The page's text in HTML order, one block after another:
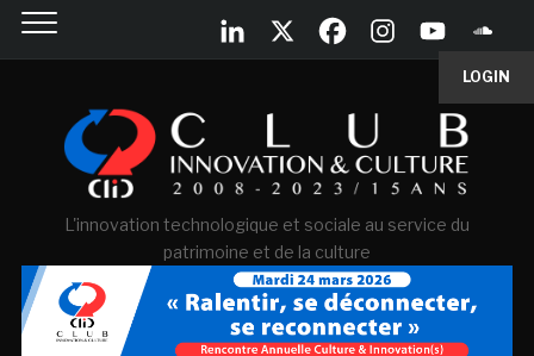
LOGIN
L'innovation technologique et sociale au service du
patrimoine et de la culture